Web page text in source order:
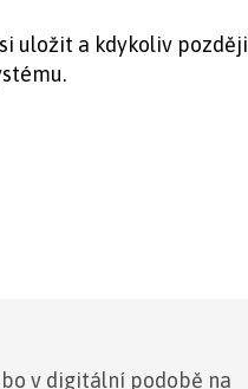
uložit a kdykoliv později
v digitální podobě na